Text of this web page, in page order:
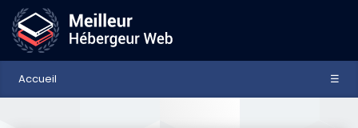
Accueil ☰